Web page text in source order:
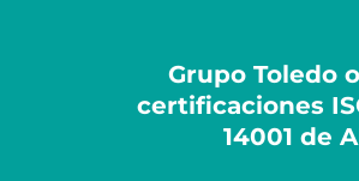
Grupo Toledo
certificaciones
14001 de